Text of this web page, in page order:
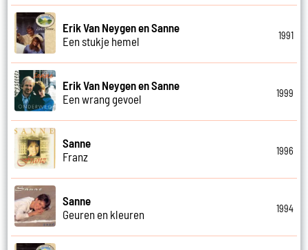
Erik Van Neygen en Sanne
Een stukje hemel
1991
Erik Van Neygen en Sanne
Een wrang gevoel
1999
Sanne
Franz
1996
Sanne
Geuren en kleuren
1994